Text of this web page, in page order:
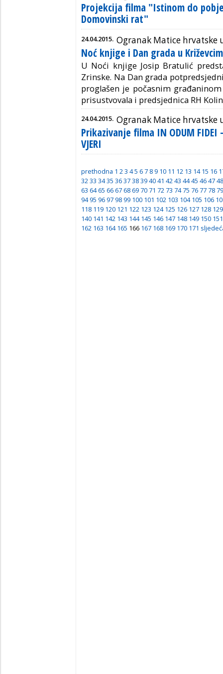
Projekcija filma "Istinom do
Domovinski rat"
24.04.2015. Ogranak Matice hrvatske
Noć knjige i Dan grada u
U Noći knjige Josip Bratulić
Zrinske. Na Dan grada
proglašen je počasnim
prisustvovala i predsjednica RH
24.04.2015. Ogranak Matice hrvatske
Prikazivanje filma IN ODUM FIDEI -
VJERI
prethodna 1 23 45 6 7 8 9 10 11 12 13 14 15 16
3233 3435 363738394041 4243 4445 464748
63 64 65 66 67 68 69 70 71 72 73 74 75 76 77 78 79
94 95 96 97 98 99 100 101 102 103 104 105 106
118 119 120 121 122 123 124 125 126 127 128 129
140 141 142 143 144 145 146 147 148 149 150 151
162 163 164 165 166 167 168 169 170 171